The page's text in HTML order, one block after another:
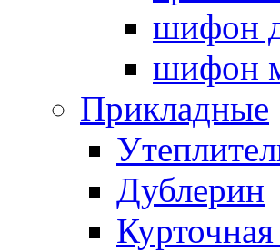
шифон
шифон
Прикладные
Дублерин